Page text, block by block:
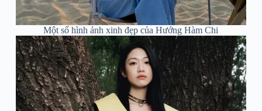
Một số hình ảnh xinh đẹp của Hướng Hàm Chi